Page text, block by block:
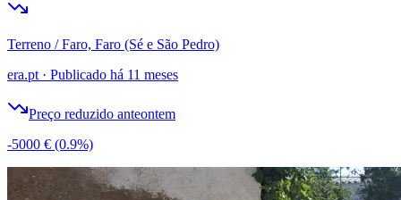
Terreno / Faro, Faro (Sé e São Pedro)
era.pt · Publicado há 11 meses
Preço reduzido anteontem
-5000 € (0.9%)